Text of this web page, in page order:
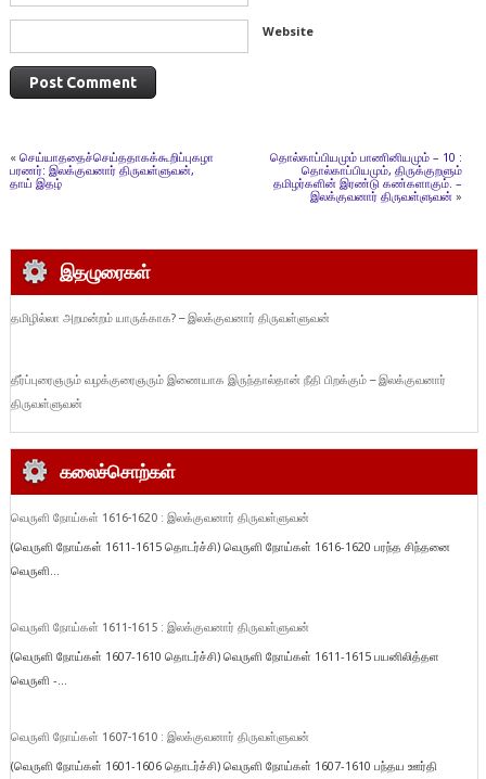
Website
« செய்யாததைச்செய்ததாகக்கூறிப்புகழாதே!-
பரணர்: இலக்குவனார் திருவள்ளுவன்,
தாய் இதழ்
தொல்காப்பியமும் பாணினியமும் – 10 :
தொல்காப்பியமும், திருக்குறளும்
தமிழர்களின் இரண்டு கண்களாகும். –
இலக்குவனார் திருவள்ளுவன் »
இதழுரைகள்
தமிழில்லா அறமன்றம் யாருக்காக? – இலக்குவனார் திருவள்ளுவன்
தீர்ப்புரைஞரும் வழக்குரைஞரும் இணையாக இருந்தால்தான் நீதி பிறக்கும் – இலக்குவனார்
திருவள்ளுவன்
கலைச்சொற்கள்
வெருளி நோய்கள் 1616-1620 : இலக்குவனார் திருவள்ளுவன்
(வெருளி நோய்கள் 1611-1615 தொடர்ச்சி) வெருளி நோய்கள் 1616-1620 பரந்த சிந்தனை
வெருளி...
வெருளி நோய்கள் 1611-1615 : இலக்குவனார் திருவள்ளுவன்
(வெருளி நோய்கள் 1607-1610 தொடர்ச்சி) வெருளி நோய்கள் 1611-1615 பயனிலித்தள
வெருளி -...
வெருளி நோய்கள் 1607-1610 : இலக்குவனார் திருவள்ளுவன்
(வெருளி நோய்கள் 1601-1606 தொடர்ச்சி) வெருளி நோய்கள் 1607-1610 பந்தய ஊர்தி